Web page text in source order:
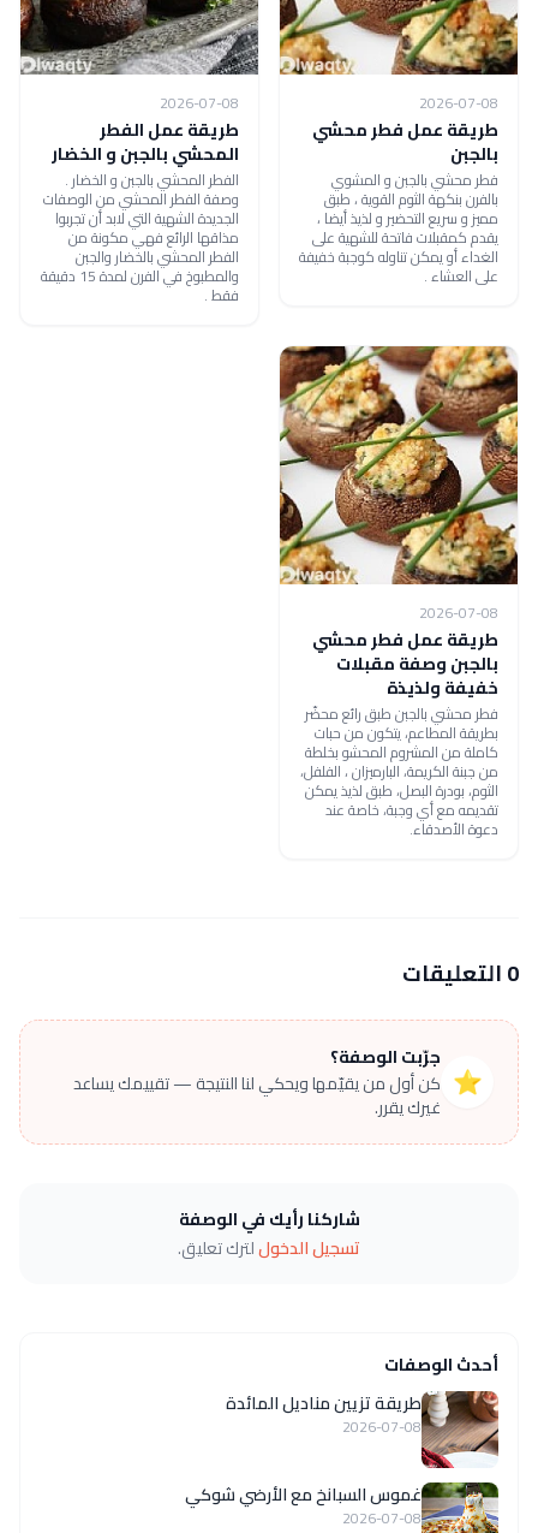
2026-07-08
طريقة عمل فطر محشي
بالجبن
فطر محشي بالجبن و المشوي
بالفرن بنكهة الثوم القوية ، طبق
مميز و سريع التحضير و لذيذ أيضا ،
يقدم كمقبلات فاتحة للشهية على
الغداء أو يمكن تناوله كوجبة خفيفة
على العشاء .
2026-07-08
طريقة عمل الفطر
المحشي بالجبن و الخضار
الفطر المحشي بالجبن و الخضار .
وصفة الفطر المحشي من الوصفات
الجديدة الشهية التي لابد أن تجربوا
مذاقها الرائع فهي مكونة من
الفطر المحشي بالخضار والجبن
والمطبوخ في الفرن لمدة 15 دقيقة
فقط .
2026-07-08
طريقة عمل فطر محشي
بالجبن وصفة مقبلات
خفيفة ولذيذة
فطر محشي بالجبن طبق رائع محضّر
بطريقة المطاعم، يتكون من حبات
كاملة من المشروم المحشو بخلطة
من جبنة الكريمة، البارميزان ، الفلفل،
الثوم، بودرة البصل، طبق لذيذ يمكن
تقديمه مع أي وجبة، خاصة عند
دعوة الأصدقاء.
0 التعليقات
⭐
جرّبت الوصفة؟
كن أول من يقيّمها ويحكي لنا النتيجة — تقييمك يساعد
غيرك يقرر.
شاركنا رأيك في الوصفة
تسجيل الدخوللترك تعليق.
أحدث الوصفات
طريقة تزيين مناديل المائدة
2026-07-08
غموس السبانخ مع الأرضي شوكي
2026-07-08